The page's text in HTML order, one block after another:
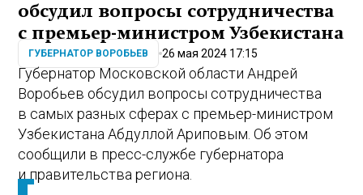
обсудил вопросы сотрудничества
с премьер-министром Узбекистана
ГУБЕРНАТОР ВОРОБЬЕВ 26 мая 2024 17:15
Губернатор Московской области Андрей
Воробьев обсудил вопросы сотрудничества
в самых разных сферах с премьер-министром
Узбекистана Абдуллой Ариповым. Об этом
сообщили в пресс-службе губернатора
и правительства региона.